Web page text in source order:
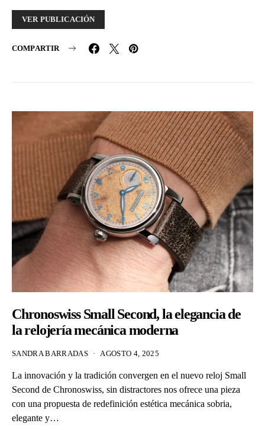
VER PUBLICACIÓN
COMPARTIR
Chronoswiss Small Second, la elegancia de
la relojería mecánica moderna
SANDRA BARRADAS AGOSTO 4, 2025
La innovación y la tradición convergen en el nuevo reloj Small
Second de Chronoswiss, sin distractores nos ofrece una pieza
con una propuesta de redefinición estética mecánica sobria,
elegante y…